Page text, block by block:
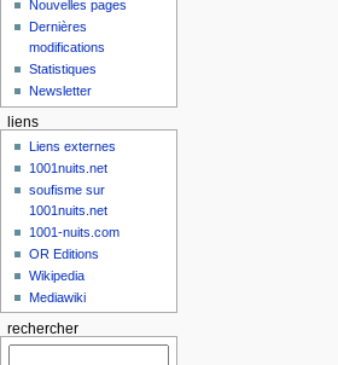
Nouvelles pages
Dernières
modifications
Statistiques
Newsletter
liens
Liens externes
1001nuits.net
soufisme sur
1001nuits.net
1001-nuits.com
OR Editions
Wikipedia
Mediawiki
rechercher